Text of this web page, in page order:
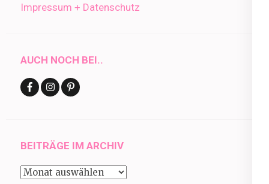
Impressum + Datenschutz
AUCH NOCH BEI..
BEITRÄGE IM ARCHIV
Beiträge